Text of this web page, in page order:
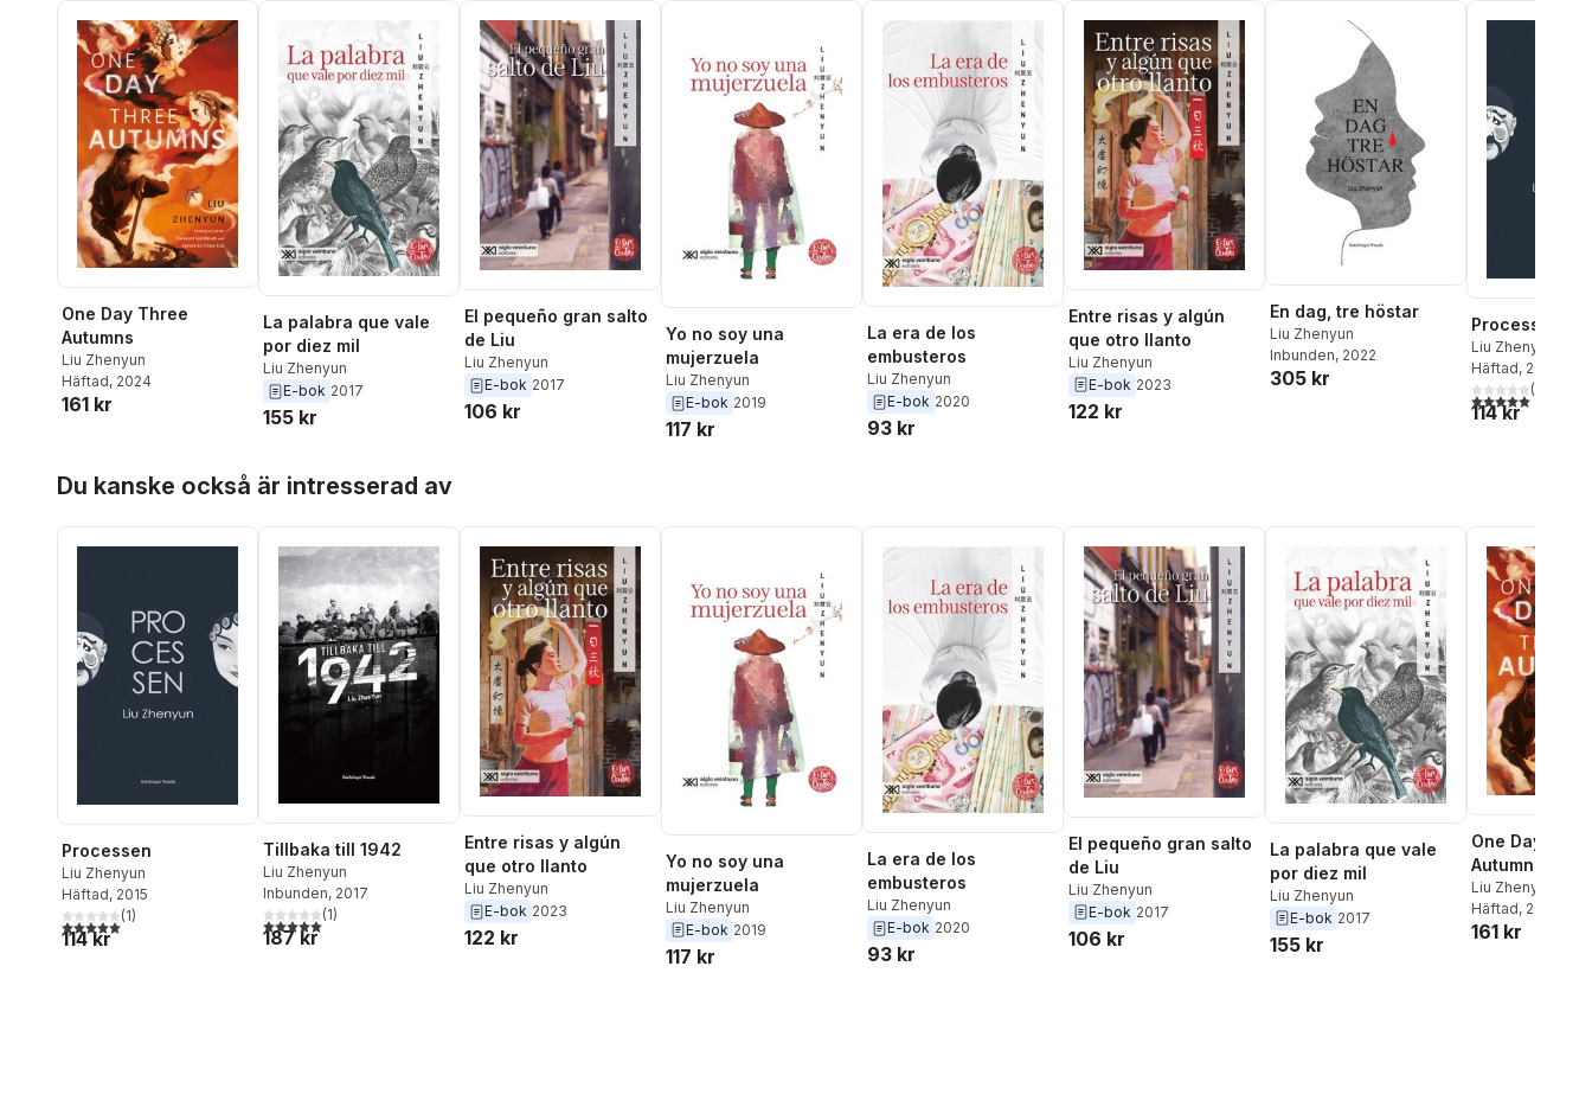
One Day Three
Autumns
Liu Zhenyun
Häftad, 2024
161 kr
La palabra que vale
por diez mil
Liu Zhenyun
E-bok 2017
155 kr
El pequeño gran salto
de Liu
Liu Zhenyun
E-bok 2017
106 kr
Yo no soy una
mujerzuela
Liu Zhenyun
E-bok 2019
117 kr
La era de los
embusteros
Liu Zhenyun
E-bok 2020
93 kr
Entre risas y algún
que otro llanto
Liu Zhenyun
E-bok 2023
122 kr
En dag, tre höstar
Liu Zhenyun
Inbunden, 2022
305 kr
Processen
Liu Zhenyun
Häftad, 2015
5,0utav 5(
114 kr
Du kanske också är intresserad av
Processen
Liu Zhenyun
Häftad, 2015
5,0utav 5 stjärnor. Totalt antal röster:
(1)
114 kr
Tillbaka till 1942
Liu Zhenyun
Inbunden, 2017
5,0utav 5 stjärnor. Totalt antal röster:
(1)
187 kr
Entre risas y algún
que otro llanto
Liu Zhenyun
E-bok 2023
122 kr
Yo no soy una
mujerzuela
Liu Zhenyun
E-bok 2019
117 kr
La era de los
embusteros
Liu Zhenyun
E-bok 2020
93 kr
El pequeño gran salto
de Liu
Liu Zhenyun
E-bok 2017
106 kr
La palabra que vale
por diez mil
Liu Zhenyun
E-bok 2017
155 kr
One Day
Autumns
Liu Zhenyun
Häftad, 2024
161 kr